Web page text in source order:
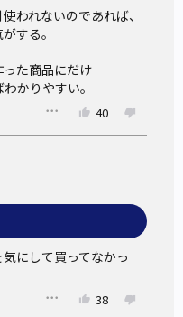
人店までを含む製パン業
認識を正そうと、原材料
に替えてきている。
る原因として、製造過程
うことがある。イースト
培養タンクの中で純粋培
培地に補われる。酵母に
成する有機質に変化し、
る。日本パン技術研究所
て不適切としている。
でも、酵母を採取した場
生酵母だということを強
われないのであれば、
する。
た商品にだけ
かりやすい。
40
にして買ってなかっ
38